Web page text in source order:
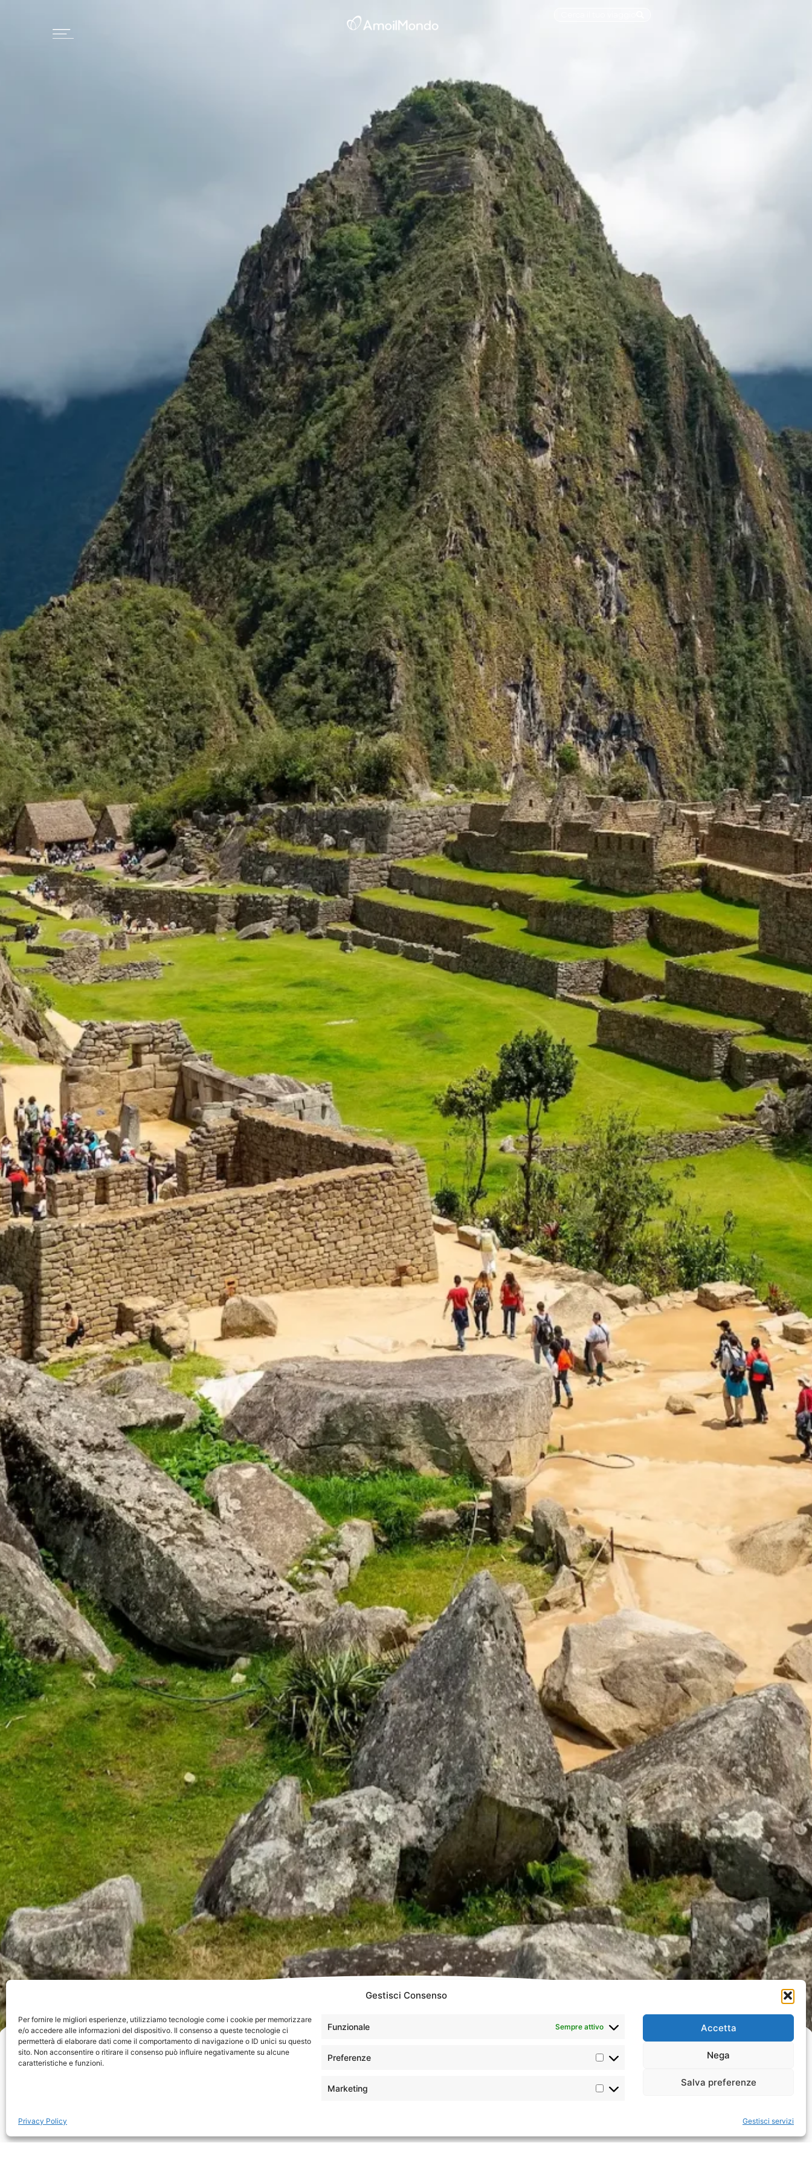
Gestisci Consenso
Per fornire le migliori esperienze, utilizziamo tecnologie come i cookie per memorizzare
e/o accedere alle informazioni del dispositivo. Il consenso a queste tecnologie ci
permetterà di elaborare dati come il comportamento di navigazione o ID unici su questo
sito. Non acconsentire o ritirare il consenso può influire negativamente su alcune
caratteristiche e funzioni.
Funzionale Sempre attivo
Preferenze
Marketing
Gestisci servizi
Accetta
Nega
Salva preferenze
Privacy Policy
Perù - Hotel
Home»Perù